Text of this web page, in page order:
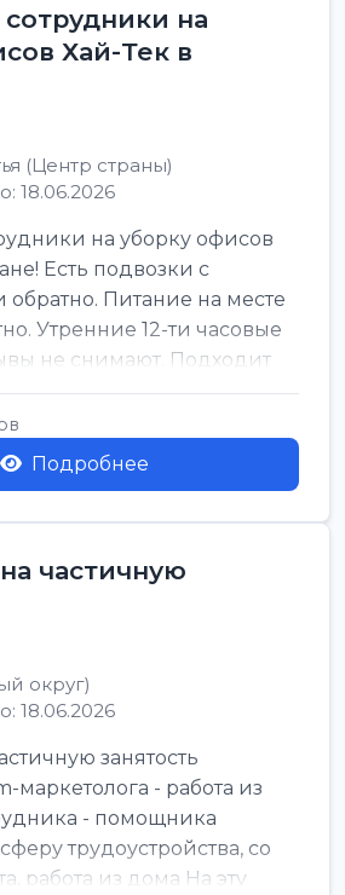
на
Хай-Тек в
(Центр страны)
18.06.2026
на уборку офисов
Есть подвозки с
обратно. Питание на месте
Утренние 12-ти часовые
не снимают. Подходит
Подробнее
частичную
округ)
18.06.2026
занятость
- работа из
- помощника
трудоустройства, со
работа из дома На эту